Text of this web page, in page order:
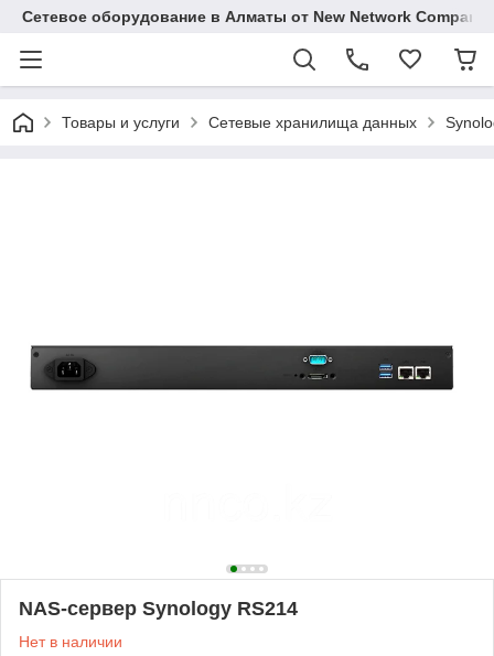
Сетевое оборудование в Алматы от New Network Company
Товары и услуги Сетевые хранилища данных
NAS-сервер Synology RS214
Нет в наличии